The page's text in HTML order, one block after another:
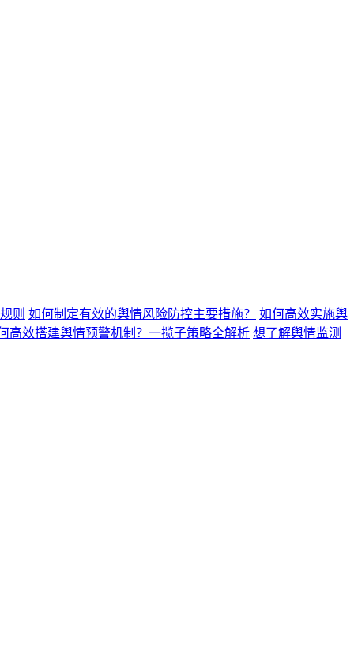
则 如何制定有效的舆情风险防控主要措施？
如何高效实施舆
高效搭建舆情预警机制？一揽子策略全解析 想了解舆情监测